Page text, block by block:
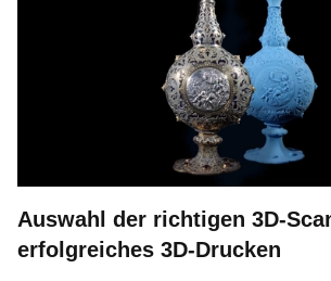
Auswahl der richtigen 3D-
erfolgreiches 3D-Drucken